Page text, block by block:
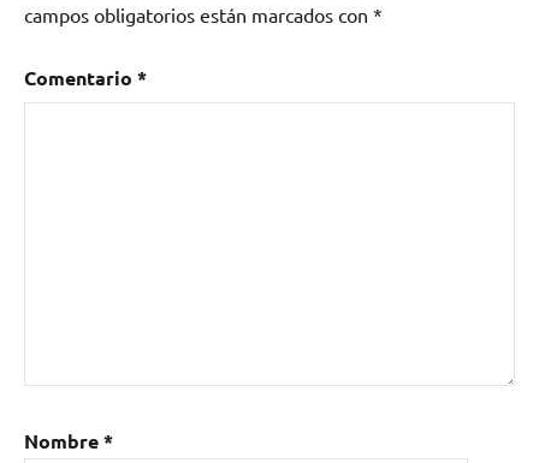
campos obligatorios están marcados con *
Comentario *
Nombre*